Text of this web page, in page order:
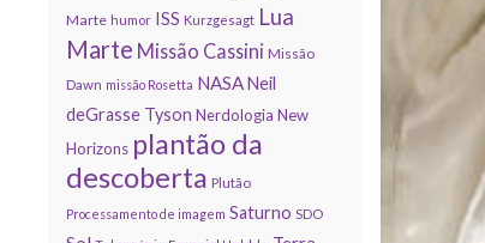
Marte humor ISS Kurzgesagt Lua
Marte Missão Cassini Missão
Dawn missão Rosetta NASA Neil
deGrasse Tyson Nerdologia New
Horizons plantão da
descoberta Plutão
Processamento de imagem Saturno SDO